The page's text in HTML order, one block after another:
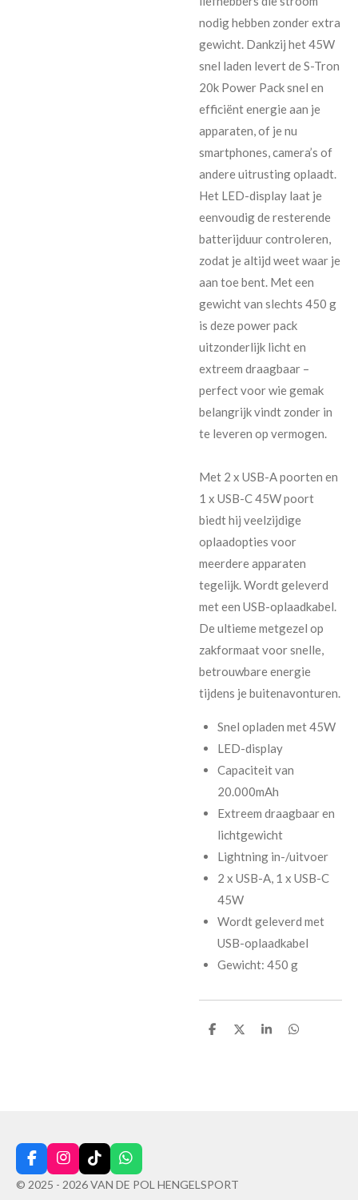
nodig hebben zonder extra
gewicht. Dankzij het 45W
snel laden levert de S-Tron
20k Power Pack snel en
efficiënt energie aan je
apparaten, of je nu
smartphones, camera’s of
andere uitrusting oplaadt.
Het LED-display laat je
eenvoudig de resterende
batterijduur controleren,
zodat je altijd weet waar je
aan toe bent. Met een
gewicht van slechts 450 g
is deze power pack
uitzonderlijk licht en
extreem draagbaar –
perfect voor wie gemak
belangrijk vindt zonder in
te leveren op vermogen.
Met 2 x USB-A poorten en
1 x USB-C 45W poort
biedt hij veelzijdige
oplaadopties voor
meerdere apparaten
tegelijk. Wordt geleverd
met een USB-oplaadkabel.
De ultieme metgezel op
zakformaat voor snelle,
betrouwbare energie
tijdens je buitenavonturen.
Snel opladen met 45W
LED-display
Capaciteit van
20.000mAh
Extreem draagbaar en
lichtgewicht
Lightning in-/uitvoer
2 x USB-A, 1 x USB-C
45W
Wordt geleverd met
USB-oplaadkabel
Gewicht: 450 g
D
D
S
D
F
a
c
I
n
s
T
i
k
W
h
a
© 2025 - 2026 VAN DE POL HENGELSPORT